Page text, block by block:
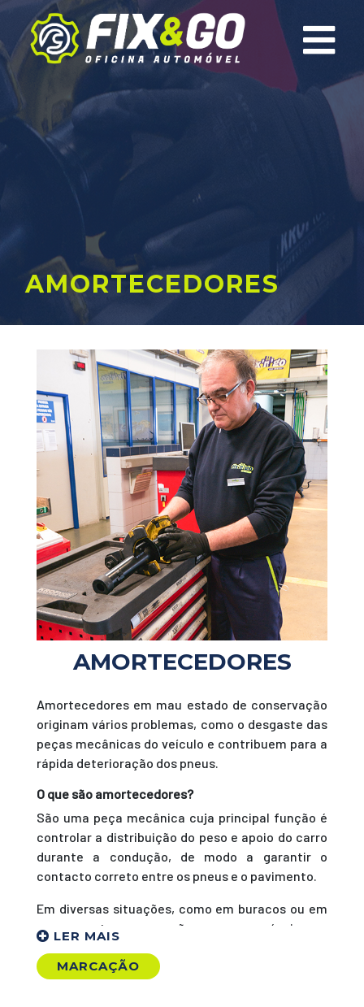
×
AMORTECEDORES
AMORTECEDORES
Amortecedores em mau estado de conservação
originam vários problemas, como o desgaste das
peças mecânicas do veículo e contribuem para a
rápida deterioração dos pneus.
O que são amortecedores?
São uma peça mecânica cuja principal função é
controlar a distribuição do peso e apoio do carro
durante a condução, de modo a garantir o
contacto correto entre os pneus e o pavimento.
Em diversas situações, como em buracos ou em
curvas e travagens, são os responsáveis por
manter o equilíbrio do veículo e assim assegurar
ao máximo o conforto e segurança do condutor.
MARCAÇÃO